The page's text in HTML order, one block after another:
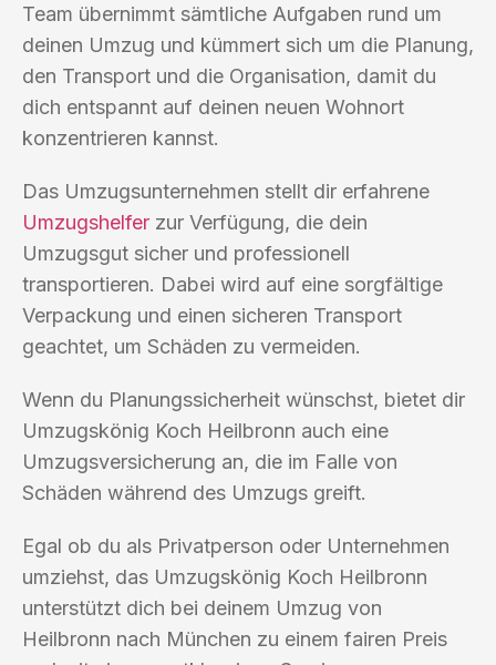
Team übernimmt sämtliche Aufgaben rund um
deinen Umzug und kümmert sich um die Planung,
den Transport und die Organisation, damit du
dich entspannt auf deinen neuen Wohnort
konzentrieren kannst.
Das Umzugsunternehmen stellt dir erfahrene
Umzugshelfer zur Verfügung, die dein
Umzugsgut sicher und professionell
transportieren. Dabei wird auf eine sorgfältige
Verpackung und einen sicheren Transport
geachtet, um Schäden zu vermeiden.
Wenn du Planungssicherheit wünschst, bietet dir
Umzugskönig Koch Heilbronn auch eine
Umzugsversicherung an, die im Falle von
Schäden während des Umzugs greift.
Egal ob du als Privatperson oder Unternehmen
umziehst, das Umzugskönig Koch Heilbronn
unterstützt dich bei deinem Umzug von
Heilbronn nach München zu einem fairen Preis